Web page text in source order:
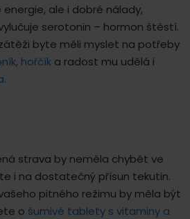
ale i dobré nálady,
serotonin – hormon štěstí.
byte měli myslet na potřeby
hořčík a radost mu udělá i
strava by neměla chybět ve
i na dostatečný přísun tekutin.
pitného režimu by měla být
o šumivé tablety s vitaminy a